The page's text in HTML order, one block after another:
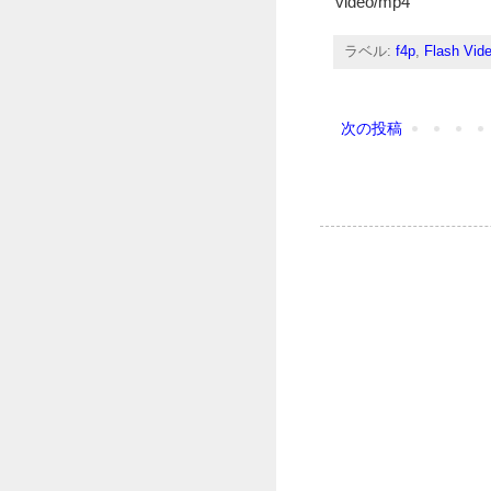
ラベル: f4p, Flash
次の投稿